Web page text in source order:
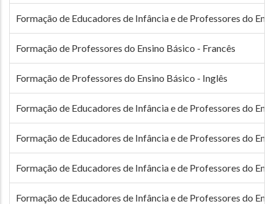
Formação de Educadores de Infância e de Professores do
Formação de Professores do Ensino Básico - Francês
Formação de Professores do Ensino Básico - Inglês
Formação de Educadores de Infância e de Professores do
Formação de Educadores de Infância e de Professores do
Formação de Educadores de Infância e de Professores do
Formação de Educadores de Infância e de Professores do